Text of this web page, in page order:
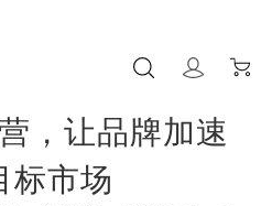
，让品牌加速
标市场